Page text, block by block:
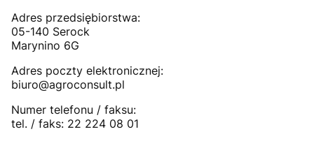
Adres przedsiębiorstwa:
05-140 Serock
Marynino 6G
Adres poczty elektronicznej:
biuro@agroconsult.pl
Numer telefonu / faksu:
tel. / faks: 22 224 08 01